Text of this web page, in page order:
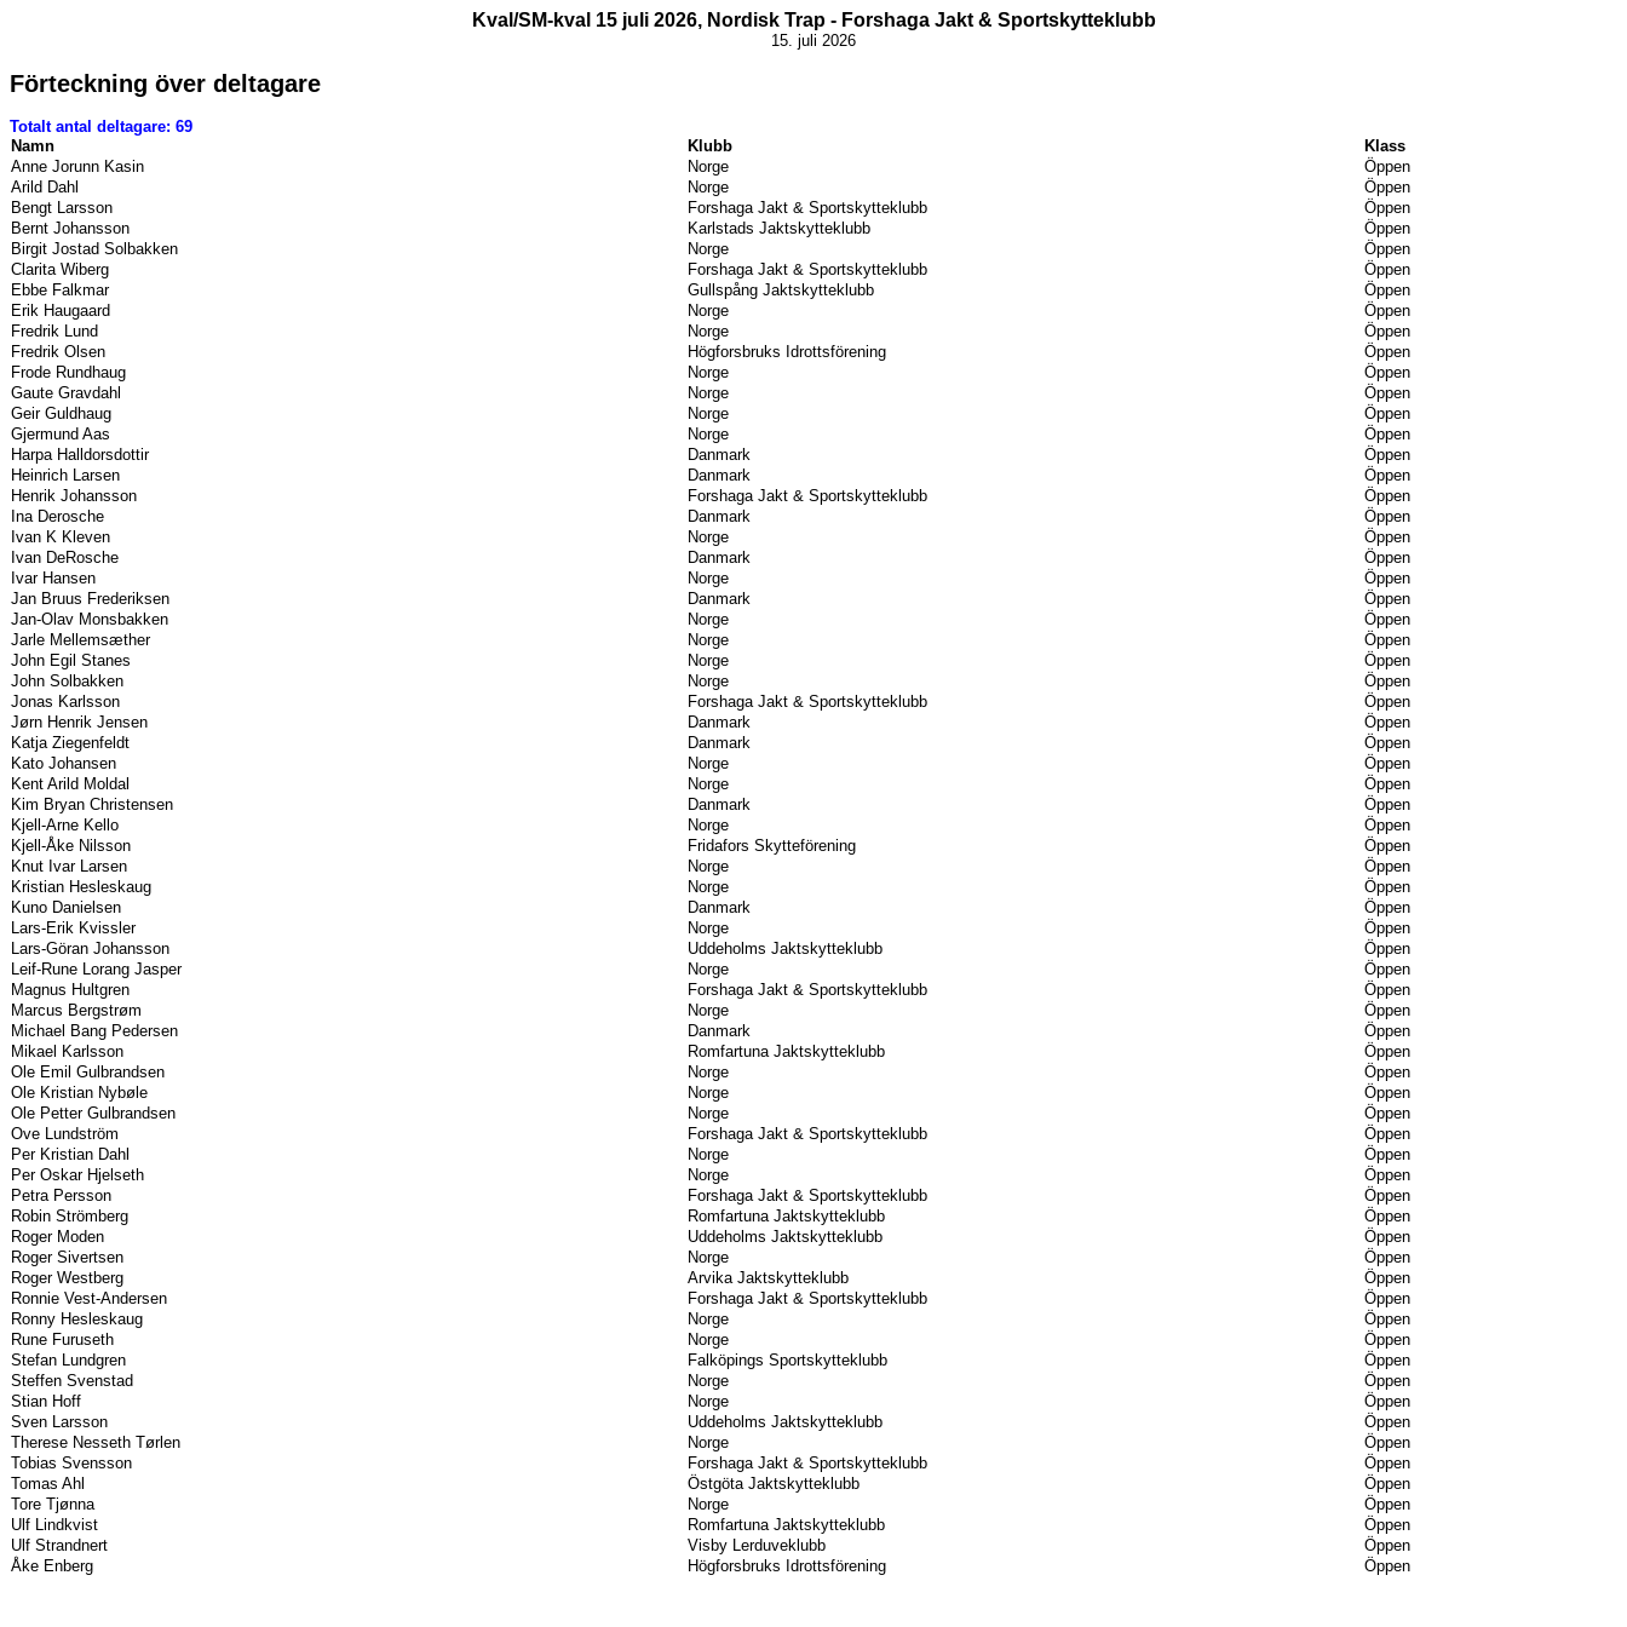
Kval/SM-kval 15 juli 2026, Nordisk Trap - Forshaga Jakt & Sportskytteklubb
15. juli 2026
Förteckning över deltagare
Totalt antal deltagare: 69
Namn
Klubb
Klass
Anne Jorunn Kasin
Norge
Öppen
Arild Dahl
Norge
Öppen
Bengt Larsson
Forshaga Jakt & Sportskytteklubb
Öppen
Bernt Johansson
Karlstads Jaktskytteklubb
Öppen
Birgit Jostad Solbakken
Norge
Öppen
Clarita Wiberg
Forshaga Jakt & Sportskytteklubb
Öppen
Ebbe Falkmar
Gullspång Jaktskytteklubb
Öppen
Erik Haugaard
Norge
Öppen
Fredrik Lund
Norge
Öppen
Fredrik Olsen
Högforsbruks Idrottsförening
Öppen
Frode Rundhaug
Norge
Öppen
Gaute Gravdahl
Norge
Öppen
Geir Guldhaug
Norge
Öppen
Gjermund Aas
Norge
Öppen
Harpa Halldorsdottir
Danmark
Öppen
Heinrich Larsen
Danmark
Öppen
Henrik Johansson
Forshaga Jakt & Sportskytteklubb
Öppen
Ina Derosche
Danmark
Öppen
Ivan K Kleven
Norge
Öppen
Ivan DeRosche
Danmark
Öppen
Ivar Hansen
Norge
Öppen
Jan Bruus Frederiksen
Danmark
Öppen
Jan-Olav Monsbakken
Norge
Öppen
Jarle Mellemsæther
Norge
Öppen
John Egil Stanes
Norge
Öppen
John Solbakken
Norge
Öppen
Jonas Karlsson
Forshaga Jakt & Sportskytteklubb
Öppen
Jørn Henrik Jensen
Danmark
Öppen
Katja Ziegenfeldt
Danmark
Öppen
Kato Johansen
Norge
Öppen
Kent Arild Moldal
Norge
Öppen
Kim Bryan Christensen
Danmark
Öppen
Kjell-Arne Kello
Norge
Öppen
Kjell-Åke Nilsson
Fridafors Skytteförening
Öppen
Knut Ivar Larsen
Norge
Öppen
Kristian Hesleskaug
Norge
Öppen
Kuno Danielsen
Danmark
Öppen
Lars-Erik Kvissler
Norge
Öppen
Lars-Göran Johansson
Uddeholms Jaktskytteklubb
Öppen
Leif-Rune Lorang Jasper
Norge
Öppen
Magnus Hultgren
Forshaga Jakt & Sportskytteklubb
Öppen
Marcus Bergstrøm
Norge
Öppen
Michael Bang Pedersen
Danmark
Öppen
Mikael Karlsson
Romfartuna Jaktskytteklubb
Öppen
Ole Emil Gulbrandsen
Norge
Öppen
Ole Kristian Nybøle
Norge
Öppen
Ole Petter Gulbrandsen
Norge
Öppen
Ove Lundström
Forshaga Jakt & Sportskytteklubb
Öppen
Per Kristian Dahl
Norge
Öppen
Per Oskar Hjelseth
Norge
Öppen
Petra Persson
Forshaga Jakt & Sportskytteklubb
Öppen
Robin Strömberg
Romfartuna Jaktskytteklubb
Öppen
Roger Moden
Uddeholms Jaktskytteklubb
Öppen
Roger Sivertsen
Norge
Öppen
Roger Westberg
Arvika Jaktskytteklubb
Öppen
Ronnie Vest-Andersen
Forshaga Jakt & Sportskytteklubb
Öppen
Ronny Hesleskaug
Norge
Öppen
Rune Furuseth
Norge
Öppen
Stefan Lundgren
Falköpings Sportskytteklubb
Öppen
Steffen Svenstad
Norge
Öppen
Stian Hoff
Norge
Öppen
Sven Larsson
Uddeholms Jaktskytteklubb
Öppen
Therese Nesseth Tørlen
Norge
Öppen
Tobias Svensson
Forshaga Jakt & Sportskytteklubb
Öppen
Tomas Ahl
Östgöta Jaktskytteklubb
Öppen
Tore Tjønna
Norge
Öppen
Ulf Lindkvist
Romfartuna Jaktskytteklubb
Öppen
Ulf Strandnert
Visby Lerduveklubb
Öppen
Åke Enberg
Högforsbruks Idrottsförening Öppen